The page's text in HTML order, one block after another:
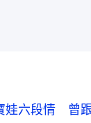
娃六段情　曾